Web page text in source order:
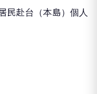
民赴台（本島）個人